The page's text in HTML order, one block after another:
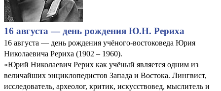
16 августа — день рождения Ю.Н. Рериха
16 августа — день рождения учёного-востоковеда Юрия
Николаевича Рериха (1902 – 1960).
«Юрий Николаевич Рерих как учёный является одним из
величайших энциклопедистов Запада и Востока. Лингвист,
исследователь, археолог, критик, искусствовед, мыслитель и